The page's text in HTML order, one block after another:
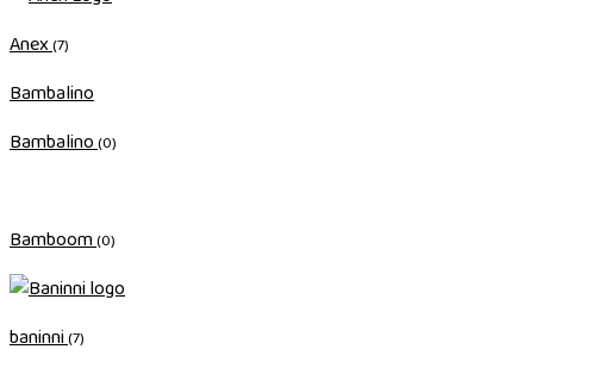
Anex(7)
Bambalino
Bambalino(0)
Bamboom(0)
baninni(7)